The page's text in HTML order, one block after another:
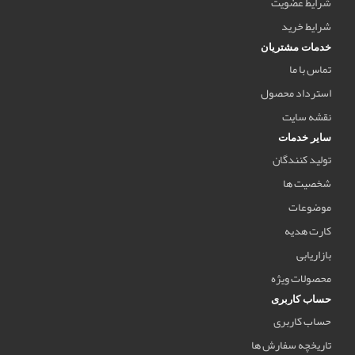
شرایط خرید
خدمات مشتریان
تماس با ما
استرداد محصول
نقشه سایت
سایر خدمات
تولید کنندگان
شخصیت ها
موضوعات
کارت هدیه
بازاریابی
محصولات ویژه
حساب کاربری
حساب کاربری
تاریخچه سفارش ها